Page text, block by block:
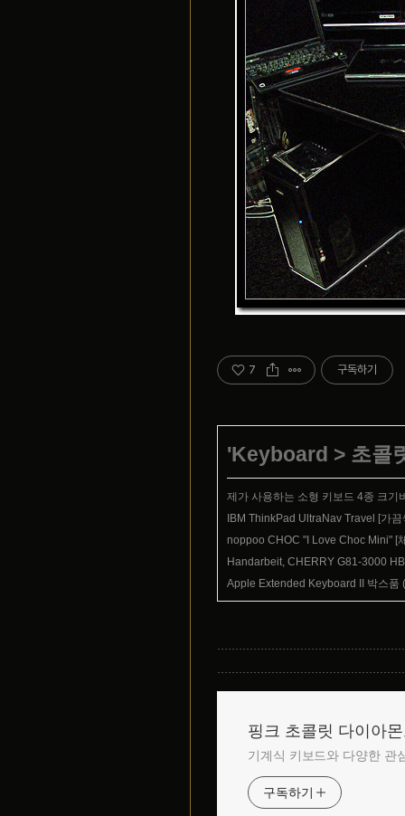
7 구독하기
'Keyboard > 초콜
제가 사용하는 소형 키보드 4종 크기
IBM ThinkPad UltraNav Travel [가
noppoo CHOC "I Love Choc Mini" [
Handarbeit, CHERRY G81-3000
Apple Extended Keyboard II 박스품
핑크 초콜릿 다이아
기계식 키보드와 다양한 관
구독하기